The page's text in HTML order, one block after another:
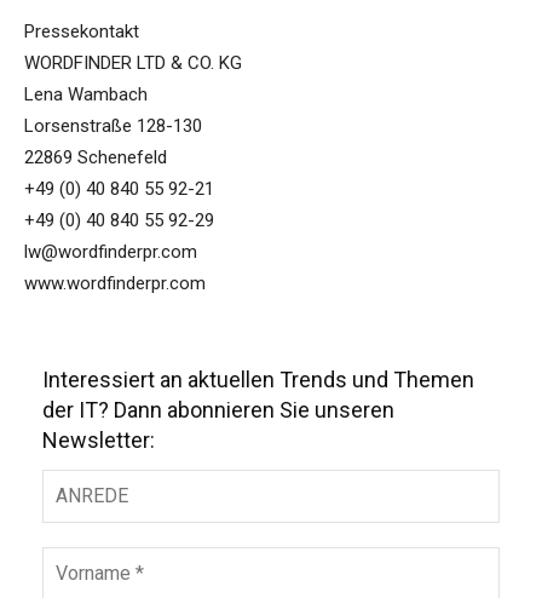
Pressekontakt
WORDFINDER LTD & CO. KG
Lena Wambach
Lorsenstraße 128-130
22869 Schenefeld
+49 (0) 40 840 55 92-21
+49 (0) 40 840 55 92-29
lw@wordfinderpr.com
www.wordfinderpr.com
Interessiert an aktuellen Trends und Themen
der IT? Dann abonnieren Sie unseren
Newsletter: